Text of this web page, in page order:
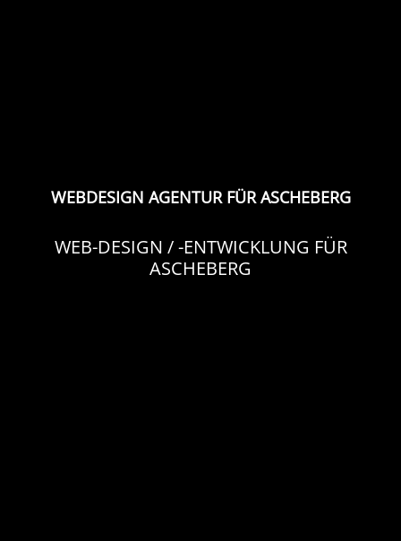
WEBDESIGN AGENTUR FÜR ASCHEBERG
WEB-DESIGN / -ENTWICKLUNG FÜR
ASCHEBERG